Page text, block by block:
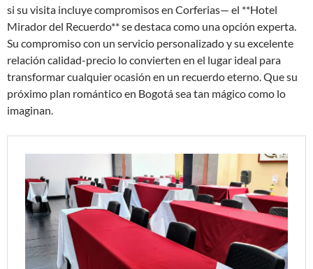
si su visita incluye compromisos en Corferias— el **Hotel
Mirador del Recuerdo** se destaca como una opción experta.
Su compromiso con un servicio personalizado y su excelente
relación calidad-precio lo convierten en el lugar ideal para
transformar cualquier ocasión en un recuerdo eterno. Que su
próximo plan romántico en Bogotá sea tan mágico como lo
imaginan.